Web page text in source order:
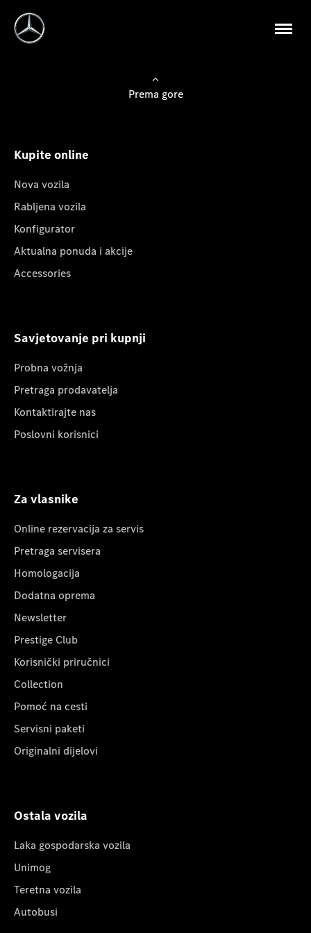
Prema gore
Kupite online
Nova vozila
Rabljena vozila
Konfigurator
Aktualna ponuda i akcije
Accessories
Savjetovanje pri kupnji
Probna vožnja
Pretraga prodavatelja
Kontaktirajte nas
Poslovni korisnici
Za vlasnike
Online rezervacija za servis
Pretraga servisera
Homologacija
Dodatna oprema
Newsletter
Prestige Club
Korisnički priručnici
Collection
Pomoć na cesti
Servisni paketi
Originalni dijelovi
Ostala vozila
Laka gospodarska vozila
Unimog
Teretna vozila
Autobusi